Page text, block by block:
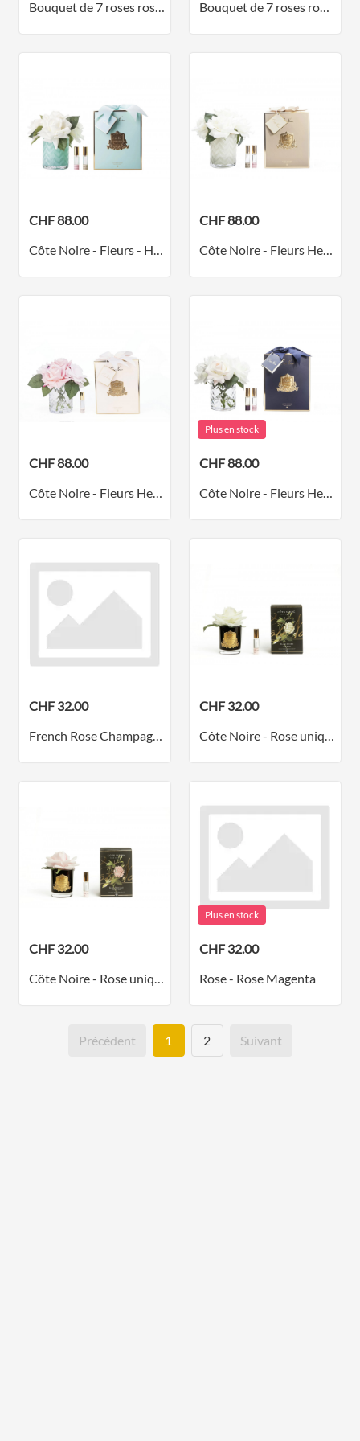
Bouquet de 7 roses rose tendre dans un pot transparent - collection argent Bouquet de 7 roses rouge carmin dans un vase doré
CHF 88.00
Côte Noire - Fleurs - Herringbone Blanches - Vase turquoise
CHF 88.00
Côte Noire - Fleurs Herringbone Champagne - Vase crème
CHF 88.00
Côte Noire - Fleurs Herringbone roses mélangées - Vase transparent
Plus en stock
CHF 88.00
Côte Noire - Fleurs Herringbone roses tendres - Vase transparent
CHF 32.00
French Rose Champagne Pink
CHF 32.00
Côte Noire - Rose unique - Blanc ivoire
CHF 32.00
Côte Noire - Rose unique - Rose poudré
Plus en stock
CHF 32.00
Rose - Rose Magenta
Précédent 1 2 Suivant